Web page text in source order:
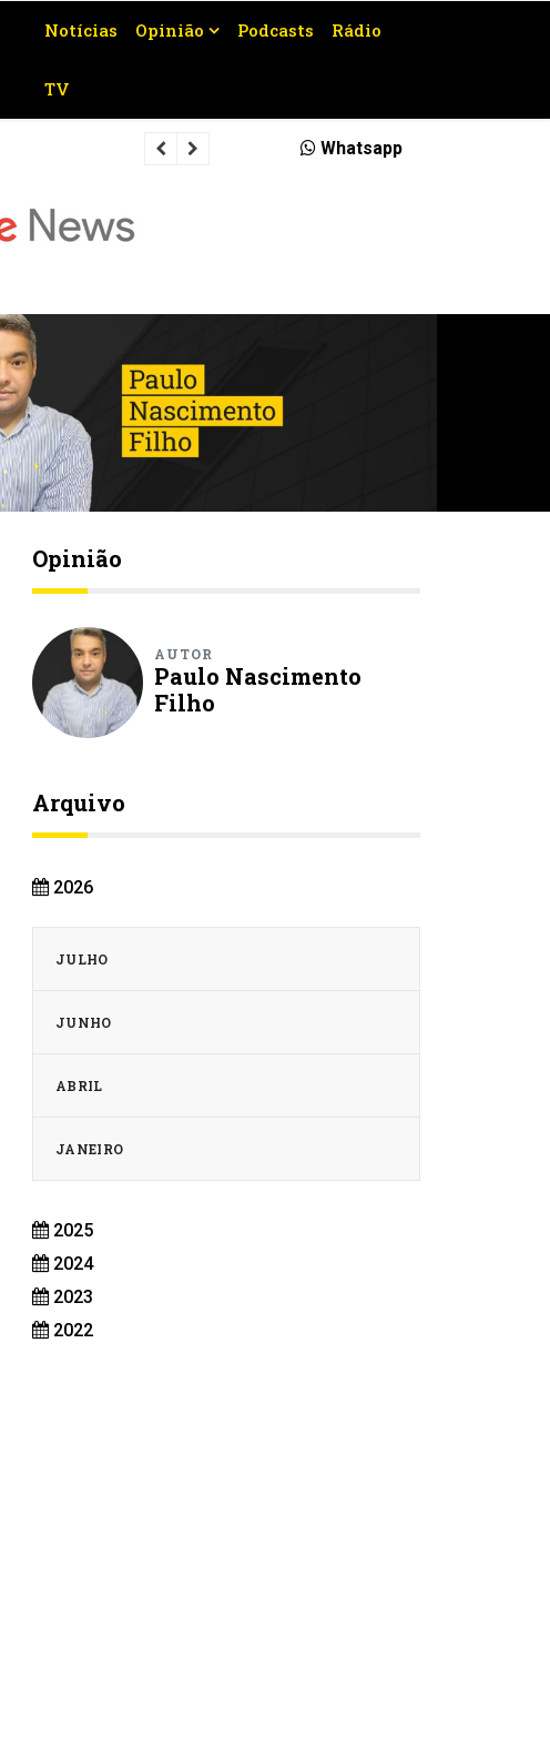
Notícias Opinião Podcasts Rádio
TV
Prefeitura de São Fidélis confirma
Whatsapp
Opinião
AUTOR
Paulo Nascimento
Filho
Arquivo
2026
JULHO
JUNHO
ABRIL
JANEIRO
2025
2024
2023
2022